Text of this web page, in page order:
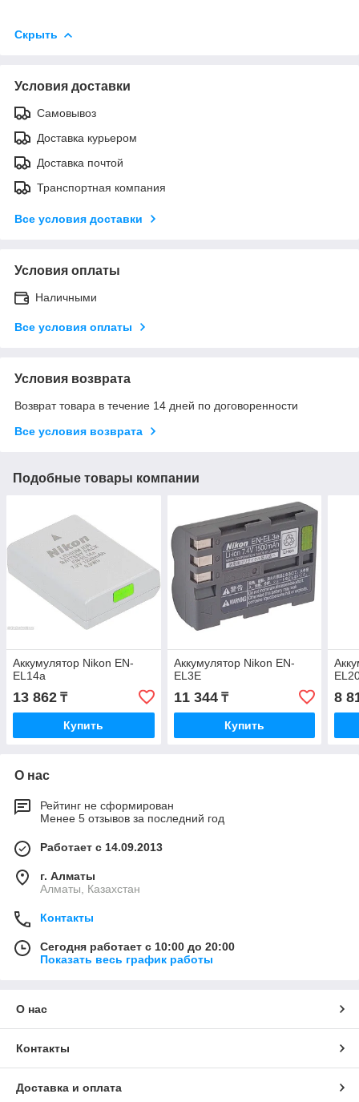
Скрыть
Условия доставки
Самовывоз
Доставка курьером
Доставка почтой
Транспортная компания
Все условия доставки
Условия оплаты
Наличными
Все условия оплаты
Условия возврата
Возврат товара в течение 14 дней по договоренности
Все условия возврата
Подобные товары компании
Аккумулятор Nikon EN-
EL14a
13 862 ₸
Купить
Аккумулятор Nikon EN-
EL3E
11 344₸
Купить
8
О нас
Рейтинг не сформирован
Менее 5 отзывов за последний год
Работает с 14.09.2013
г. Алматы
Алматы, Казахстан
Контакты
Сегодня работает с 10:00 до 20:00
Показать весь график работы
О нас
Контакты
Доставка и оплата